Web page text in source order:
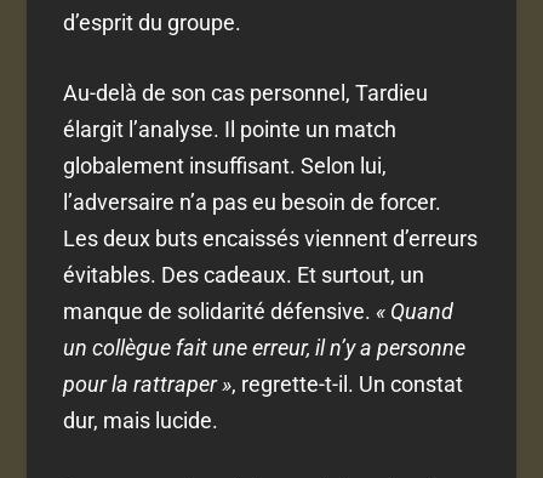
d’esprit du groupe.
Au-delà de son cas personnel, Tardieu
élargit l’analyse. Il pointe un match
globalement insuffisant. Selon lui,
l’adversaire n’a pas eu besoin de forcer.
Les deux buts encaissés viennent d’erreurs
évitables. Des cadeaux. Et surtout, un
manque de solidarité défensive.« Quand
un collègue fait une erreur, il n’y a personne
pour la rattraper », regrette-t-il. Un constat
dur, mais lucide.